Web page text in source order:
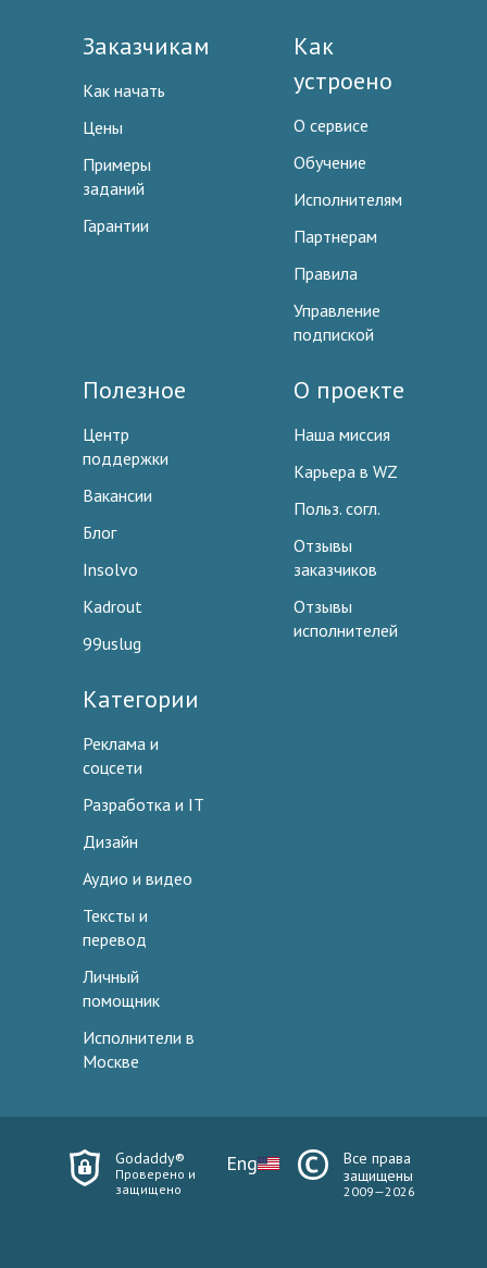
Заказчикам
Как начать
Цены
Примеры
заданий
Гарантии
Как
устроено
О сервисе
Обучение
Исполнителям
Партнерам
Правила
Управление
подпиской
Полезное
Центр
поддержки
Вакансии
Блог
Insolvo
Kadrout
99uslug
О проекте
Наша миссия
Карьера в WZ
Польз. согл.
Отзывы
заказчиков
Отзывы
исполнителей
Категории
Реклама и
соцсети
Разработка и IT
Дизайн
Аудио и видео
Тексты и
перевод
Личный
помощник
Исполнители в
Москве
Godaddy®
Проверено и
защищено
Eng
Все права
защищены
2009—2026